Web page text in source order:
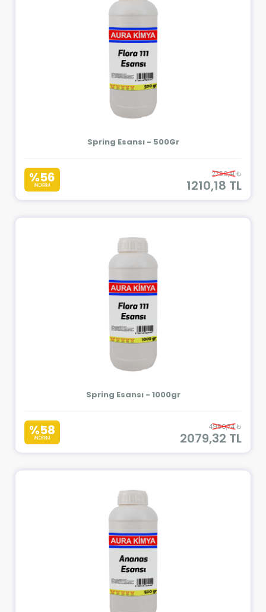
Spring Esansı - 500Gr
%56
İNDİRİM
2750,41 ₺
1210,18 TL
Spring Esansı - 1000gr
%58
İNDİRİM
4950,74 ₺
2079,32 TL